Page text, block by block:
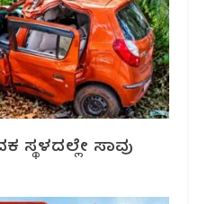
ಸ್ಥಳದಲ್ಲೇ ಸಾವು